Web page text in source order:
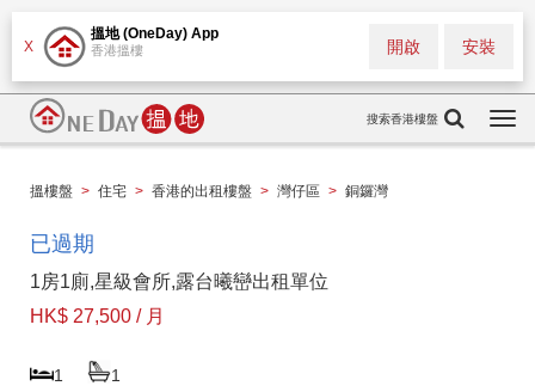
X
搵地 (OneDay) App
香港搵樓 安裝
開啟
搜索香港樓盤
搵樓盤 > 住宅 > 香港的出租樓盤 > 灣仔區 > 銅鑼灣
已過期
1房1廁,星級會所,露台曦巒出租單位
HK$ 27,500 / 月
1 1